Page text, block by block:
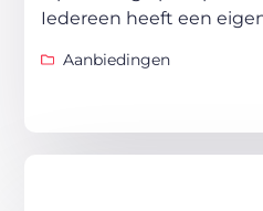
Iedereen heeft een
Aanbiedingen